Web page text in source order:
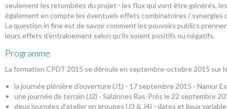
seulement les retombées du projet - les flux qui vont être générés,
également en compte les éventuels effets combinatoires / synergies
La question in fine est de savoir comment les pouvoirs publics
leurs effets d'entraînement selon qu’ils soient positifs ou négatifs.
Programme
La formation CPDT 2015 se déroule en septembre-octobre 2015 sur
la journée plénière d'ouverture (J1) - 17 septembre 2015 - Namur
une journée de terrain (J2) - Salzinnes Bas-Prés le 22 septembre
deux journées d’atelier en groupes (J3 & J4) - dates et lieux